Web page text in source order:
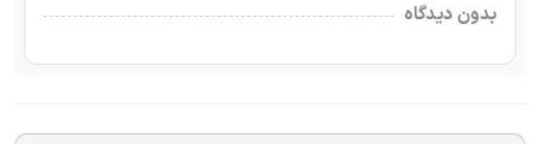
بدون دیدگاه